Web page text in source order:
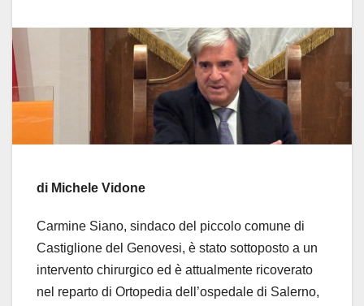
di Michele Vidone
Carmine Siano, sindaco del piccolo comune di
Castiglione del Genovesi, è stato sottoposto a un
intervento chirurgico ed è attualmente ricoverato
nel reparto di Ortopedia dell’ospedale di Salerno,